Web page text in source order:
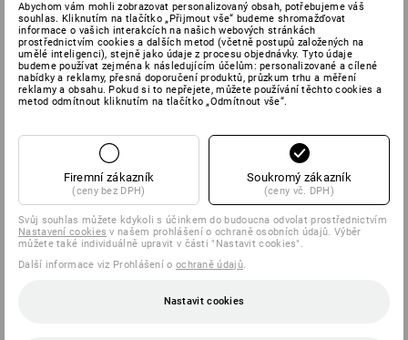
Abychom vám mohli zobrazovat personalizovaný obsah, potřebujeme váš
souhlas. Kliknutím na tlačítko „Přijmout vše“ budeme shromažďovat
informace o vašich interakcích na našich webových stránkách
prostřednictvím cookies a dalších metod (včetně postupů založených na
umělé inteligenci), stejně jako údaje z procesu objednávky. Tyto údaje
budeme používat zejména k následujícím účelům: personalizované a cílené
nabídky a reklamy, přesná doporučení produktů, průzkum trhu a měření
reklamy a obsahu. Pokud si to nepřejete, můžete používání těchto cookies a
metod odmítnout kliknutím na tlačítko „Odmítnout vše“.
Firemní zákazník
(ceny bez DPH)
Soukromý zákazník
(ceny vč. DPH)
Svůj souhlas můžete kdykoli s účinkem do budoucna odvolat prostřednictvím
Nastavení cookies v našem prohlášení o ochraně osobních údajů. Výběr
můžete také individuálně upravit v části "Nastavit cookies".
Další informace viz Prohlášení o ochraně údajů.
Nastavit cookies